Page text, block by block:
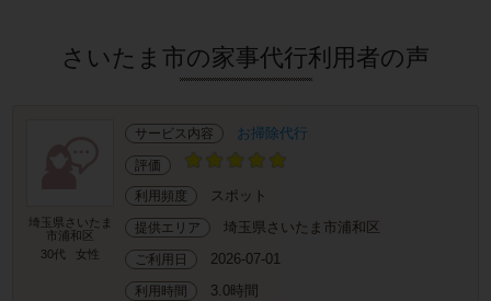
さいたま市の家事代行利用者の声
埼玉県さいたま
市浦和区
30代
女性
サービス内容 お掃除代行
評価
利用頻度 スポット
提供エリア 埼玉県さいたま市浦和区
ご利用日 2026-07-01
利用時間 3.0時間